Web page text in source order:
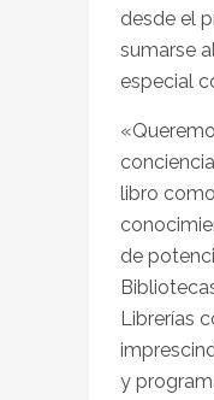
desde el
sumarse
especial
libro
de
Librerías
y